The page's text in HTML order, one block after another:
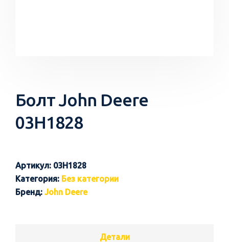
Болт John Deere
03H1828
Артикул: 03H1828
Категория: Без категории
Бренд: John Deere
Детали